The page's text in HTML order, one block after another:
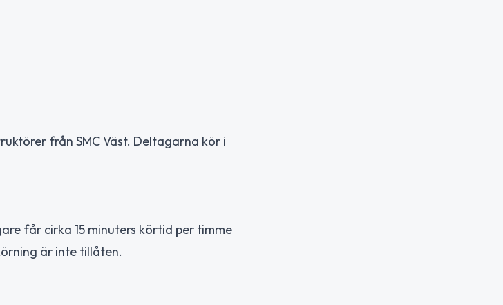
från SMC Väst. Deltagarna kör i
får cirka 15 minuters körtid per timme
är inte tillåten.